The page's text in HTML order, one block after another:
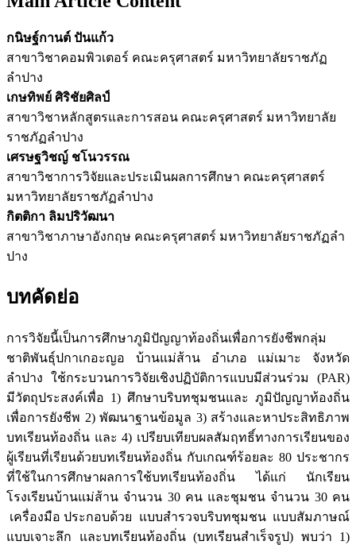
กนิษฐ์กานต์ ปันแก้ว
สาขาวิชาคอมพิวเตอร์ คณะครุศาสตร์ มหาวิทยาลัยราชภัฏ
ลำปาง
เกษทิพย์ ศิริชัยศิลป์
สาขาวิชาหลักสูตรและการสอน คณะครุศาสตร์ มหาวิทยาลัย
ราชภัฏลําปาง
เศรษฐวิชญ์ ชโนวรรณ
สาขาวิชาการวิจัยและประเมินผลการศึกษา คณะครุศาสตร์
มหาวิทยาลัยราชภัฏลําปาง
กิตติกา ลิมปริวัฒนา
สาขาวิชาภาษาอังกฤษ คณะครุศาสตร์ มหาวิทยาลัยราชภัฏลํา
ปาง
บทคัดย่อ
การวิจัยนี้เป็นการศึกษาภูมิปัญญาท้องถิ่นเพื่อการยังชีพกลุ่ม
ชาติพันธุ์ปกาเกอะญอ บ้านแม่ส้าน อำเภอ แม่เมาะ จังหวัด
ลำปาง ใช้กระบวนการวิจัยเชิงปฏิบัติการแบบมีส่วนร่วม (PAR)
มีวัตถุประสงค์เพื่อ 1) ศึกษาบริบทชุมชนและ ภูมิปัญญาท้องถิ่น
เพื่อการยังชีพ 2) พัฒนาฐานข้อมูล 3) สร้างและหาประสิทธิภาพ
บทเรียนท้องถิ่น และ 4) เปรียบเทียบผลสัมฤทธิ์ทางการเรียนของ
ผู้เรียนที่เรียนด้วยบทเรียนท้องถิ่น กับเกณฑ์ร้อยละ 80 ประชากร
ที่ใช้ในการศึกษาผลการใช้บทเรียนท้องถิ่น ได้แก่ นักเรียน
โรงเรียนบ้านแม่ส้าน จำนวน 30 คน และชุมชน จำนวน 30 คน
เครื่องมือ ประกอบด้วย แบบสำรวจบริบทชุมชน แบบสัมภาษณ์
แบบเจาะลึก และบทเรียนท้องถิ่น (บทเรียนสำเร็จรูป) พบว่า 1)